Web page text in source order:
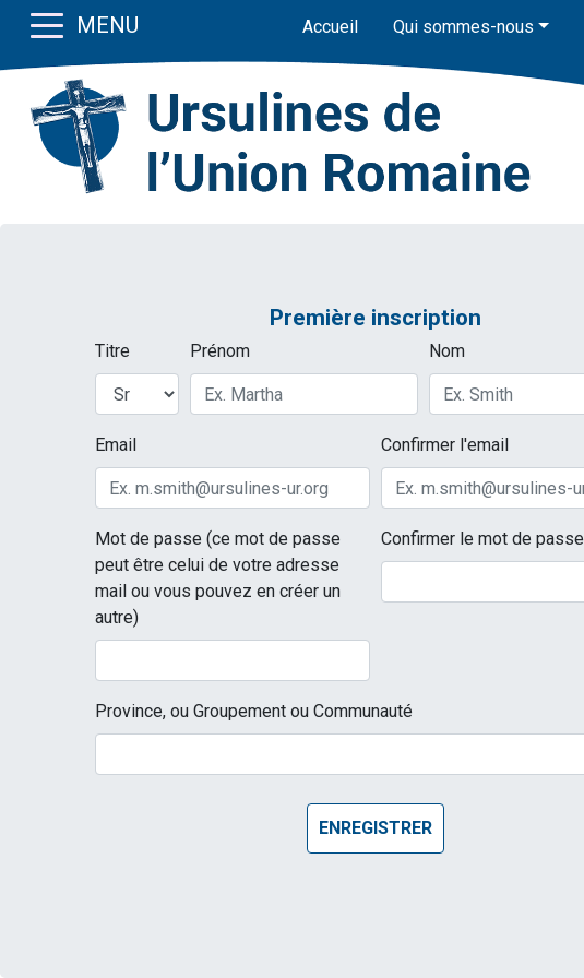
MENU Accueil Qui sommes-nous
Première inscription
Titre Prénom Nom
Email Confirmer l'email
Mot de passe (ce mot de passe
peut être celui de votre adresse
mail ou vous pouvez en créer un
autre)
Confirmer le mot de passe
Province, ou Groupement ou Communauté
ENREGISTRER